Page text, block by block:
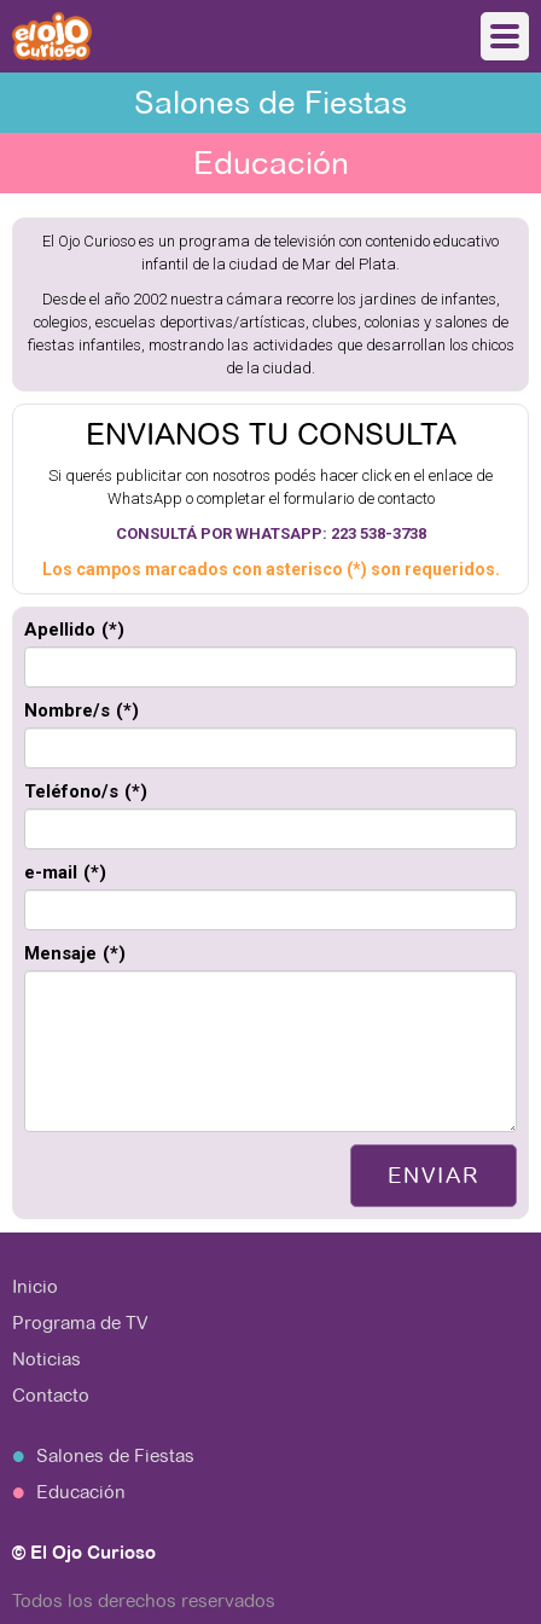
Salones de Fiestas
Educación
El Ojo Curioso es un programa de televisión con contenido educativo
infantil de la ciudad de Mar del Plata.
Desde el año 2002 nuestra cámara recorre los jardines de infantes,
colegios, escuelas deportivas/artísticas, clubes, colonias y salones de
fiestas infantiles, mostrando las actividades que desarrollan los chicos
de la ciudad.
ENVIANOS TU CONSULTA
Si querés publicitar con nosotros podés hacer click en el enlace de
WhatsApp o completar el formulario de contacto
CONSULTÁ POR WHATSAPP: 223 538-3738
Los campos marcados con asterisco (*) son requeridos.
Apellido (*)
Nombre/s (*)
Teléfono/s (*)
e-mail (*)
Mensaje (*)
ENVIAR
Inicio
Programa de TV
Noticias
Contacto
Salones de Fiestas
Educación
© El Ojo Curioso
Todos los derechos reservados